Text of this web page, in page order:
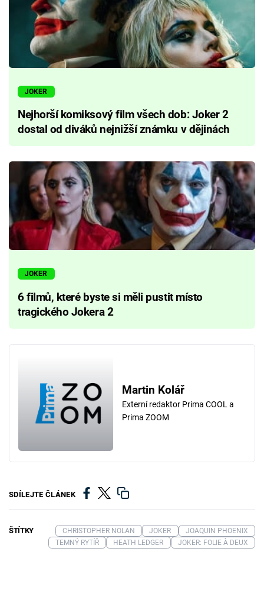
JOKER
Nejhorší komiksový film všech dob: Joker 2
dostal od diváků nejnižší známku v dějinách
JOKER
6 filmů, které byste si měli pustit místo
tragického Jokera 2
Martin Kolář
Externí redaktor Prima COOL a
Prima ZOOM
SDÍLEJTE ČLÁNEK
ŠTÍTKY CHRISTOPHER NOLAN JOKER
JOAQUIN PHOENIX
TEMNÝ RYTÍŘ
HEATH LEDGER JOKER: FOLIE À DEUX